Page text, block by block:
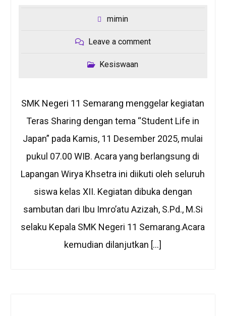
mimin
Leave a comment
Kesiswaan
SMK Negeri 11 Semarang menggelar kegiatan
Teras Sharing dengan tema “Student Life in
Japan” pada Kamis, 11 Desember 2025, mulai
pukul 07.00 WIB. Acara yang berlangsung di
Lapangan Wirya Khsetra ini diikuti oleh seluruh
siswa kelas XII. Kegiatan dibuka dengan
sambutan dari Ibu Imro’atu Azizah, S.Pd., M.Si
selaku Kepala SMK Negeri 11 Semarang.Acara
kemudian dilanjutkan […]